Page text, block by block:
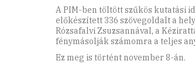
A PIM-ben töltött szűkös kutatási
előkészített 336 szövegoldalt a
Rózsafalvi Zsuzsannával, a
fénymásolják számomra a teljes
Ez meg is történt november 8-án.